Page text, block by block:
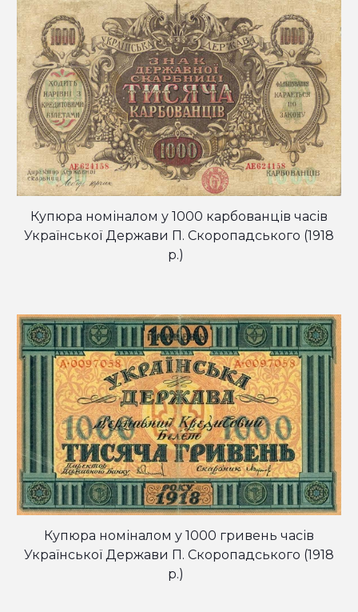
Купюра номіналом у 1000 карбованців часів
Української Держави П. Скоропадського (1918
р.)
Купюра номіналом у 1000 гривень часів
Української Держави П. Скоропадського (1918
р.)